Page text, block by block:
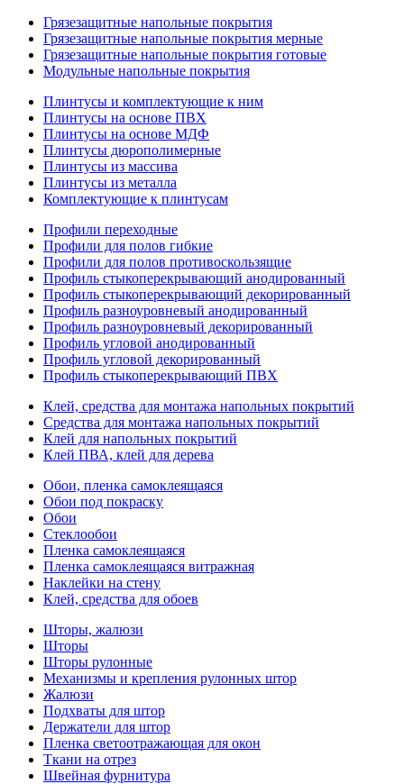
Грязезащитные напольные покрытия
Грязезащитные напольные покрытия мерные
Грязезащитные напольные покрытия готовые
Модульные напольные покрытия
Плинтусы и комплектующие к ним
Плинтусы на основе ПВХ
Плинтусы на основе МДФ
Плинтусы дюрополимерные
Плинтусы из массива
Плинтусы из металла
Комплектующие к плинтусам
Профили переходные
Профили для полов гибкие
Профили для полов противоскользящие
Профиль стыкоперекрывающий анодированный
Профиль стыкоперекрывающий декорированный
Профиль разноуровневый анодированный
Профиль разноуровневый декорированный
Профиль угловой анодированный
Профиль угловой декорированный
Профиль стыкоперекрывающий ПВХ
Клей, средства для монтажа напольных покрытий
Средства для монтажа напольных покрытий
Клей для напольных покрытий
Клей ПВА, клей для дерева
Обои, пленка самоклеящаяся
Обои под покраску
Обои
Стеклообои
Пленка самоклеящаяся
Пленка самоклеящаяся витражная
Наклейки на стену
Клей, средства для обоев
Шторы, жалюзи
Шторы
Шторы рулонные
Механизмы и крепления рулонных штор
Жалюзи
Подхваты для штор
Держатели для штор
Пленка светоотражающая для окон
Ткани на отрез
Швейная фурнитура